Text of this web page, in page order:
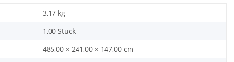
3,17 kg
1,00 Stück
485,00 × 241,00 × 147,00 cm